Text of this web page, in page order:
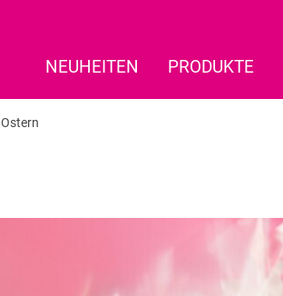
NEUHEITEN PRODUKTE
Ostern